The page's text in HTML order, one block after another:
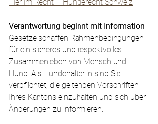
Tier im Recht – Hunderecht Schweiz
Verantwortung beginnt mit Information
Gesetze schaffen Rahmenbedingungen
für ein sicheres und respektvolles
Zusammenleben von Mensch und
Hund. Als Hundehalter:in sind Sie
verpflichtet, die geltenden Vorschriften
Ihres Kantons einzuhalten und sich über
Änderungen zu informieren.